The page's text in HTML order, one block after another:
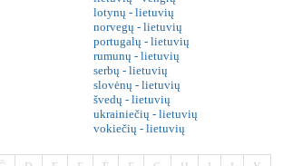
lotynų - lietuvių
norvegų - lietuvių
portugalų - lietuvių
rumunų - lietuvių
serbų - lietuvių
slovėnų - lietuvių
švedų - lietuvių
ukrainiečių - lietuvių
vokiečių - lietuvių